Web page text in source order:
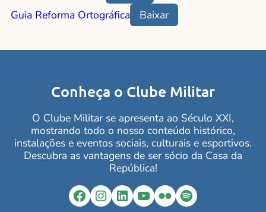
Guia Reforma Ortográfica
Baixar
Conheça o Clube Militar
O Clube Militar se apresenta ao Século XXI,
mostrando todo o nosso conteúdo histórico,
instalações e eventos sociais, culturais e esportivos.
Descubra as vantagens de ser sócio da Casa da
República!
Facebook
Instagram
LinkedIn
YouTube
FlickrSpotify